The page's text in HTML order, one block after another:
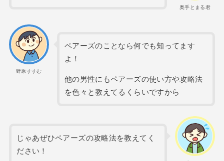
奥手とまる君
野原すすむ
ペアーズのことなら何でも知ってます
よ！
他の男性にもペアーズの使い方や攻略法
を色々と教えてるくらいですから
じゃあぜひペアーズの攻略法を教えてく
ださい！